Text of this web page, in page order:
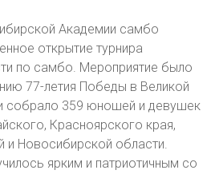
Академии самбо
открытие турнира
по самбо. Мероприятие было
77-летия Победы в Великой
собрало 359 юношей и девушек
Красноярского края,
и Новосибирской области.
ярким и патриотичным со